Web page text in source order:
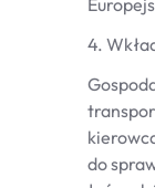
4.
do